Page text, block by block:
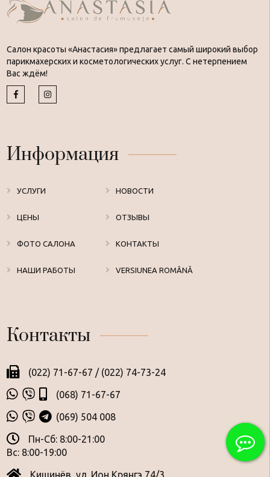
Салон красоты «Анастасия» предлагает самый широкий выбор
парикмахерских и косметологических услуг. С нетерпением
Вас ждём!
Информация
УСЛУГИ
ЦЕНЫ
ФОТО САЛОНА
НАШИ РАБОТЫ
НОВОСТИ
ОТЗЫВЫ
КОНТАКТЫ
VERSIUNEA ROMÂNĂ
Контакты
(022) 71-67-67 / (022) 74-73-24
(068) 71-67-67
(069) 504 008
Пн-Сб: 8:00-21:00
Вс: 8:00-19:00
Кишинёв, ул. Ион Крянгэ 74/3